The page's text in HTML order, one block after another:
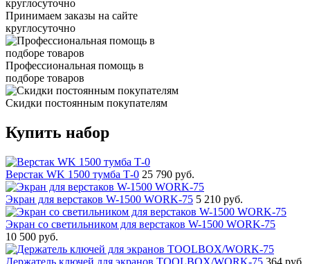
Принимаем заказы на сайте
круглосуточно
Профессиональная помощь в
подборе товаров
Скидки постоянным покупателям
Купить набор
Верстак WK 1500 тумба Т-0 25 790 руб.
Экран для верстаков W-1500 WORK-75 5 210 руб.
Экран со светильником для верстаков W-1500 WORK-75
10 500 руб.
Держатель ключей для экранов TOOLBOX/WORK-75 364 руб.